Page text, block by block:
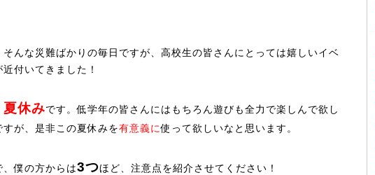
そんな災難ばかりの毎日ですが、高校生の皆さんにとっては嬉しいイベ
付いてきました！
夏休みです。低学年の皆さんにはもちろん遊びも全力で楽しんで欲し
すが、是非この夏休みを有意義に使って欲しいなと思います。
、僕の方からは3つほど、注意点を紹介させてください！